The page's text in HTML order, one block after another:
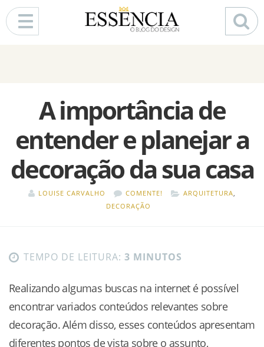
A importância de
entender e planejar a
decoração da sua casa
LOUISE CARVALHO COMENTE! ARQUITETURA,
DECORAÇÃO
TEMPO DE LEITURA: 3 MINUTOS
Realizando algumas buscas na internet é possível
encontrar variados conteúdos relevantes sobre
decoração. Além disso, esses conteúdos apresentam
diferentes pontos de vista sobre o assunto,